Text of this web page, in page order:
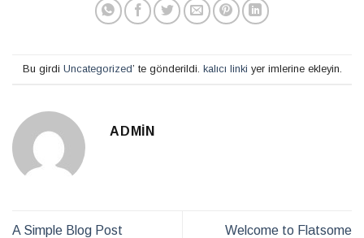
Bu girdi Uncategorized’ te gönderildi. kalıcı linki yer imlerine ekleyin.
ADMIN
A Simple Blog Post Welcome to Flatsome